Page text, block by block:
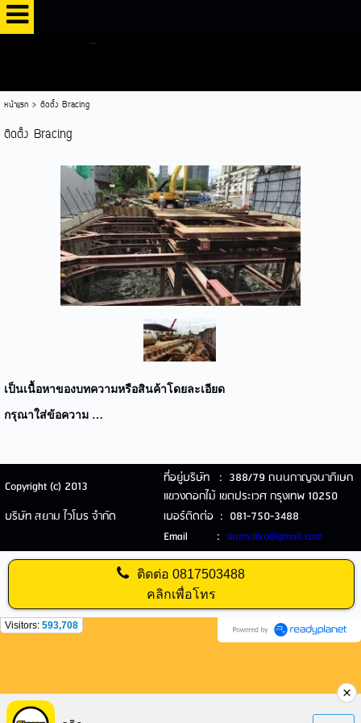
หน้าแรก> ติดตั้ง Bracing
ติดตั้ง Bracing
เป็นเนื้อหาของบทความหรือสินค้าโดยละเอียด
กรุณาใส่ข้อความ …
Copyright (c) 2013
ที่อยู่บริษัท : 388/79 ถนนกาญจนาภิเษก
แขวงดอกไม้ เขตประเวศ กรุงเทพ 10250
บริษัท สยาม ไวโบร จำกัด
เบอร์ติดต่อ : 081-750-3488
Email : siamvibro@gmail.com
ติดต่อ0817503488
คลิกเพื่อโทร
Visitors: 593,708